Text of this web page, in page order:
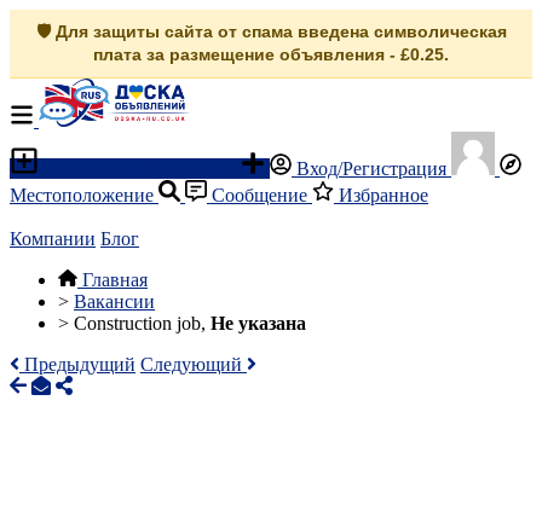
🛡️ Для защиты сайта от спама введена символическая
плата за размещение объявления - £0.25.
Вход/Регистрация
Местоположение
Сообщение Избранное
Компании Блог
Главная
> Вакансии
> Construction job, Не указана
Предыдущий Следующий